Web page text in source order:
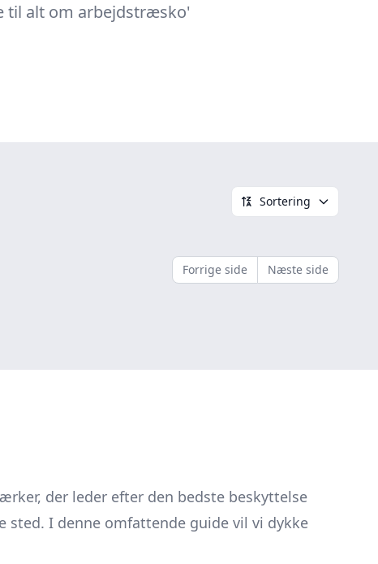
til alt om arbejdstræsko'
Sortering
Forrige side Næste side
der leder efter den bedste beskyttelse
I denne omfattende guide vil vi dykke